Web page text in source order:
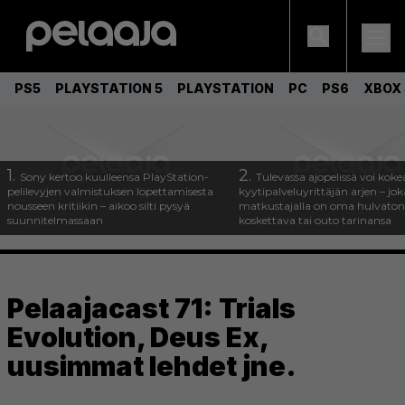
PS5 PLAYSTATION 5 PLAYSTATION PC PS6 XBOX
1. Sony kertoo kuulleensa PlayStation-
pelilevyjen valmistuksen lopettamisesta
nousseen kritiikin – aikoo silti pysyä
suunnitelmassaan
2. Tulevassa ajopelissä voi
kyytipalveluyrittäjän arjen –
matkustajalla on oma
koskettava tai outo tarinansa
Pelaajacast 71: Trials
Evolution, Deus Ex,
uusimmat lehdet jne.